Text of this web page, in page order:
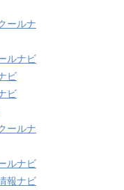
ールナ
ルナビ
ビ
ビ
ールナ
ルナビ
報ナビ